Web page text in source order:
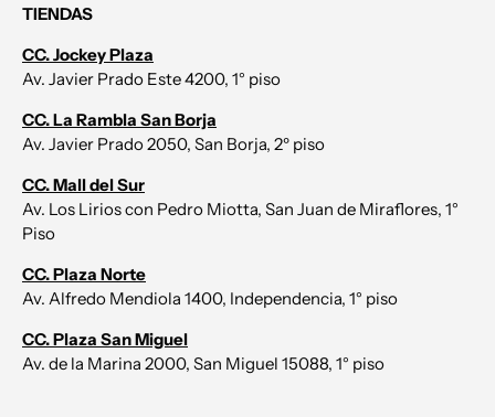
TIENDAS
CC. Jockey Plaza
Av. Javier Prado Este 4200, 1° piso
CC. La Rambla San Borja
Av. Javier Prado 2050, San Borja, 2º piso
CC. Mall del Sur
Av. Los Lirios con Pedro Miotta, San Juan de Miraflores, 1°
Piso
CC. Plaza Norte
Av. Alfredo Mendiola 1400, Independencia, 1° piso
CC. Plaza San Miguel
Av. de la Marina 2000, San Miguel 15088, 1° piso